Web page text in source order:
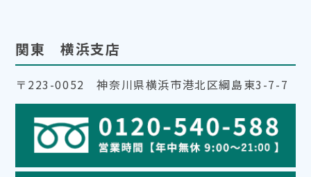
関東 横浜支店
〒223-0052 神奈川県横浜市港北区綱島東3-7-7